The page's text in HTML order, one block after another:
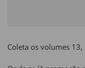
Coleta os volumes 13,